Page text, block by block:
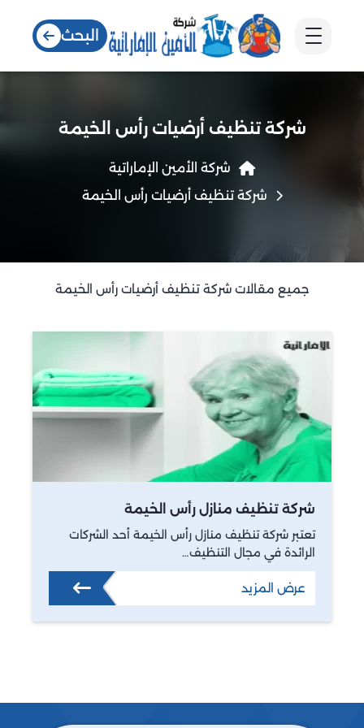
البحث
شركة تنظيف أرضيات رأس الخيمة
شركة الأمين الإماراتية
شركة تنظيف أرضيات رأس الخيمة
جميع مقالات شركة تنظيف أرضيات رأس الخيمة
شركة تنظيف منازل رأس الخيمة
تعتبر شركة تنظيف منازل رأس الخيمة أحد الشركات
الرائدة في مجال التنظيف…
عرض المزيد